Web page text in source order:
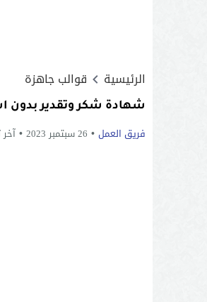
الرئيسية قوالب جاهزة
شهادة شكر وتقدير بدون
فريق العمل 26 سبتمبر 2023